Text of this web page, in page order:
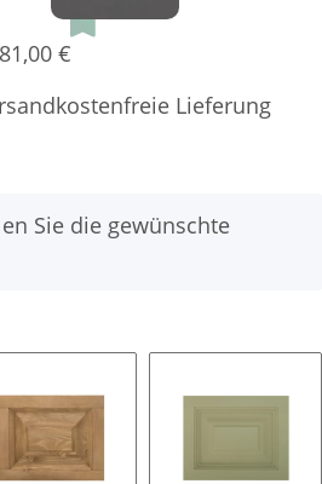
€
Lieferung
Sie die gewünschte